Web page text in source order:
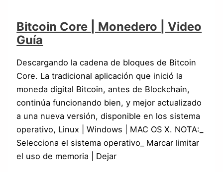
Bitcoin Core | Monedero | Video
Guía
Descargando la cadena de bloques de Bitcoin
Core. La tradicional aplicación que inició la
moneda digital Bitcoin, antes de Blockchain,
continúa funcionando bien, y mejor actualizado
a una nueva versión, disponible en los sistema
operativo, Linux | Windows | MAC OS X. NOTA:_
Selecciona el sistema operativo_ Marcar limitar
el uso de memoria | Dejar